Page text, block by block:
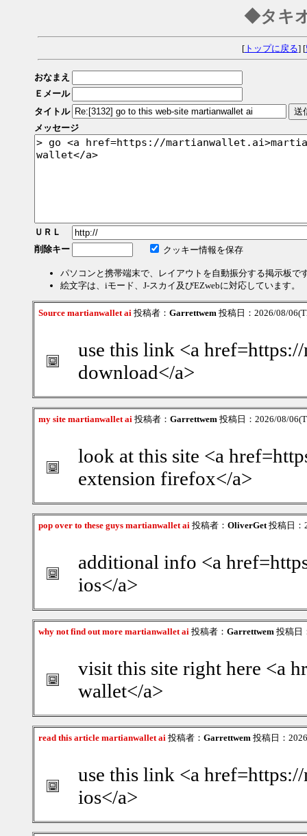
◆タキ
[トップに戻る] [
おなまえ
Ｅメール
タイトル
メッセージ
ＵＲＬ
削除キー
クッキー情報を保存
パソコンと携帯端末で、レイアウトを自動振分する掲示板で
絵文字は、iモード、J-スカイ及びEZwebに対応しています。
Source martianwallet ai 投稿者： Garrettwem 投稿日：2026/08/
use this link <a
download</a>
my site martianwallet ai 投稿者： Garrettwem 投稿日：2026/08/
look at this site <a
extension firefox</a>
pop over to these guys martianwallet ai 投稿者： OliverGet投稿日：
additional info <a
ios</a>
why not find out more martianwallet ai 投稿者： Garrettwem 投稿日
visit this site right here <a
wallet</a>
read this article martianwallet ai 投稿者： Garrettwem 投稿日：
use this link <a
ios</a>